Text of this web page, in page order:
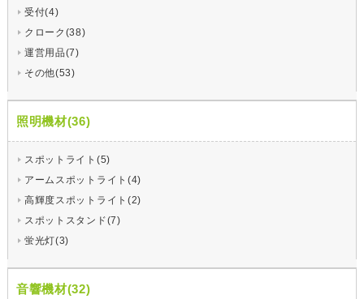
受付(4)
クローク(38)
運営用品(7)
その他(53)
照明機材(36)
スポットライト(5)
アームスポットライト(4)
高輝度スポットライト(2)
スポットスタンド(7)
蛍光灯(3)
音響機材(32)